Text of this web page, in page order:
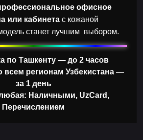
офисное
или кабинета с кожаной
станет лучшим выбором.
по Ташкенту — до 2 часов
всем регионам Узбекистана —
за 1 день
Наличными, UzCard,
Перечислением